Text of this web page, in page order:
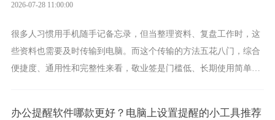
2026-07-28 11:00:00
很多人习惯用手机随手记备忘录，但当整理资料、复盘工作时，这
些资料也需要及时传输到电脑。而这个传输的方法五花八门，综合
便捷度、通用性和完整性来看，敬业签是门槛低、长期使用简单的
办公提醒软件哪款更好？电脑上设置提醒的小工具推荐